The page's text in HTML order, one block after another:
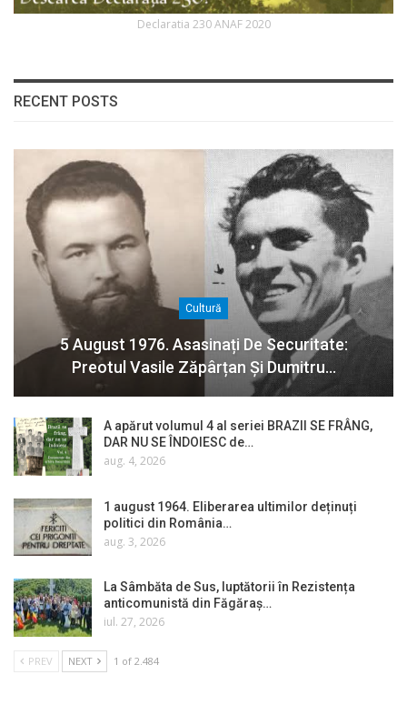
Declaratia 230 ANAF 2020
RECENT POSTS
Cultură
5 August 1976. Asasinați De Securitate:
Preotul Vasile Zăpârțan Și Dumitru…
A apărut volumul 4 al seriei BRAZII SE FRÂNG,
DAR NU SE ÎNDOIESC de…
aug. 4, 2026
1 august 1964. Eliberarea ultimilor deținuți
politici din România…
aug. 3, 2026
La Sâmbăta de Sus, luptătorii în Rezistența
anticomunistă din Făgăraș…
iul. 27, 2026
PREV NEXT 1 of 2.484